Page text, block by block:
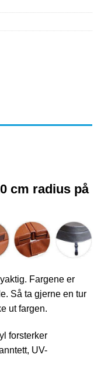
cm radius på
Fargene er
Så ta gjerne en tur
ut fargen.
forsterker
UV-